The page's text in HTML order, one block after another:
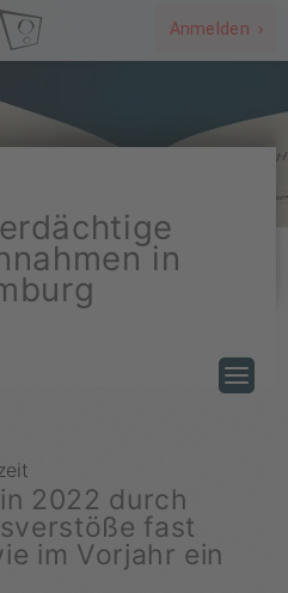
Anmelden ›
in
2022 durch
fast
im Vorjahr ein